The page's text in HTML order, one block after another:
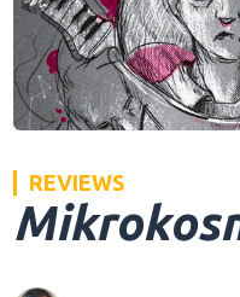
REVIEWS